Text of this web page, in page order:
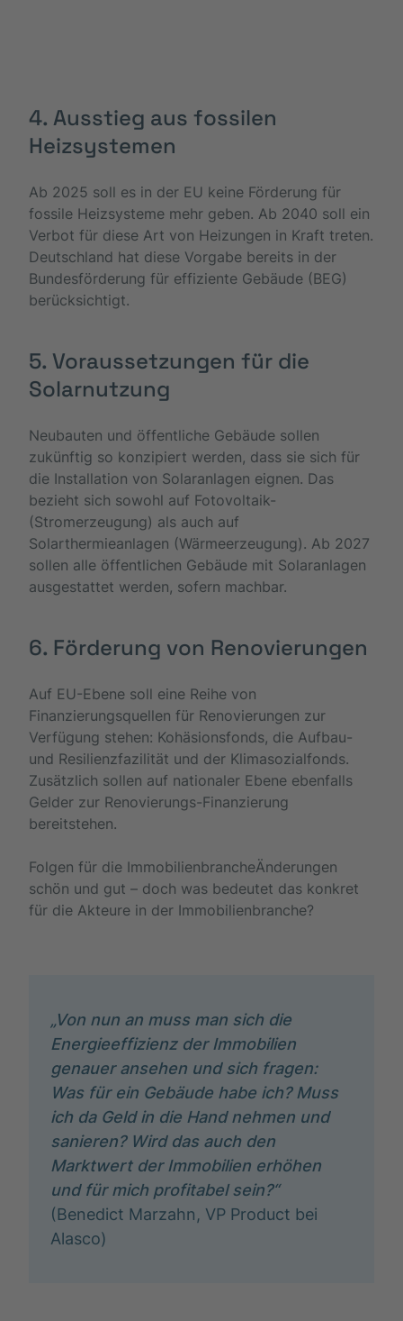
4. Ausstieg aus fossilen
Heizsystemen
Ab 2025 soll es in der EU keine Förderung für
fossile Heizsysteme mehr geben. Ab 2040 soll ein
Verbot für diese Art von Heizungen in Kraft treten.
Deutschland hat diese Vorgabe bereits in der
Bundesförderung für effiziente Gebäude (BEG)
berücksichtigt.
5. Voraussetzungen für die
Solarnutzung
Neubauten und öffentliche Gebäude sollen
zukünftig so konzipiert werden, dass sie sich für
die Installation von Solaranlagen eignen. Das
bezieht sich sowohl auf Fotovoltaik-
(Stromerzeugung) als auch auf
Solarthermieanlagen (Wärmeerzeugung). Ab 2027
sollen alle öffentlichen Gebäude mit Solaranlagen
ausgestattet werden, sofern machbar.
6. Förderung von Renovierungen
Auf EU-Ebene soll eine Reihe von
Finanzierungsquellen für Renovierungen zur
Verfügung stehen: Kohäsionsfonds, die Aufbau-
und Resilienzfazilität und der Klimasozialfonds.
Zusätzlich sollen auf nationaler Ebene ebenfalls
Gelder zur Renovierungs-Finanzierung
bereitstehen.
Folgen für die ImmobilienbrancheÄnderungen
schön und gut – doch was bedeutet das konkret
für die Akteure in der Immobilienbranche?
„Von nun an muss man sich die
Energieeffizienz der Immobilien
genauer ansehen und sich fragen:
Was für ein Gebäude habe ich? Muss
ich da Geld in die Hand nehmen und
sanieren? Wird das auch den
Marktwert der Immobilien erhöhen
und für mich profitabel sein?“
(Benedict Marzahn, VP Product bei
Alasco)